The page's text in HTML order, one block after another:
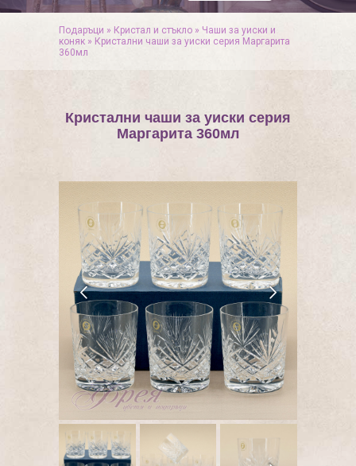
Подаръци » Кристал и стъкло » Чаши за уиски и
коняк » Кристални чаши за уиски серия Маргарита
360мл
Кристални чаши за уиски серия
Маргарита 360мл